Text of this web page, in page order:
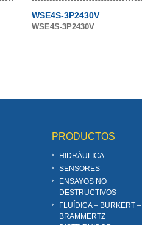
WSE4S-3P2430V
WSE4S-3P2430V
PRODUCTOS
HIDRÁULICA
SENSORES
ENSAYOS NO
DESTRUCTIVOS
FLUÍDICA – BURKERT –
BRAMMERTZ